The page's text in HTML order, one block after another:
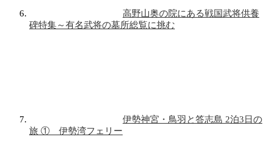
高野山奥の院にある戦国武将供養
碑特集～有名武将の墓所総覧に挑む
伊勢神宮・鳥羽と答志島 2泊3日の
旅 ① 伊勢湾フェリー